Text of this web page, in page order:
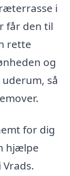
i
får den til
rette
og
så
for dig
hjælpe